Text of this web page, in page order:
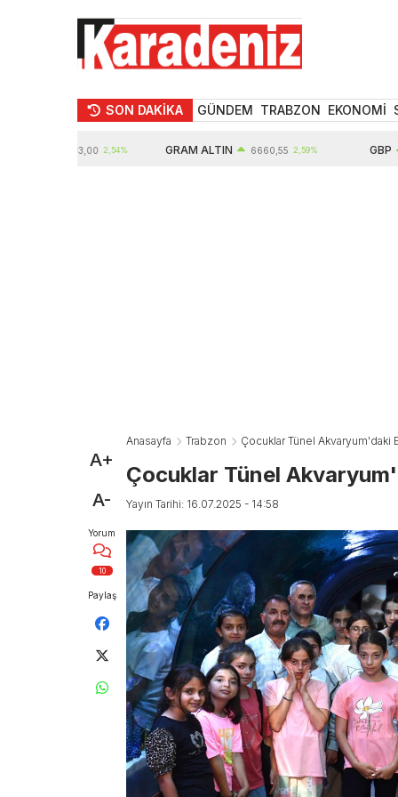
SON DAKİKA GÜNDEM TRABZON EKONOMİ
2,54% GRAM ALTIN 6660,55 2,59%
A+
A-
Yorum
10
Paylaş
Anasayfa Trabzon Çocuklar Tünel
Çocuklar Tünel
Yayın Tarihi: 16.07.2025 - 14:58